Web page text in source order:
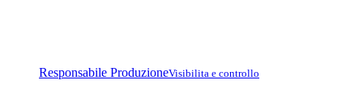
Responsabile ProduzioneVisibilita e controllo